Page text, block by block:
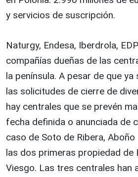
y servicios de suscripción.
Naturgy, Endesa, Iberdrola,
compañías dueñas de las
la península. A pesar de que
las solicitudes de cierre de
hay centrales que se prevén
fecha definida o anunciada de
caso de Soto de Ribera,
las dos primeras propiedad de
Viesgo. Las tres centrales han